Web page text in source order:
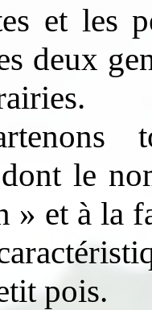
et les
deux
le
» et à la
pois.